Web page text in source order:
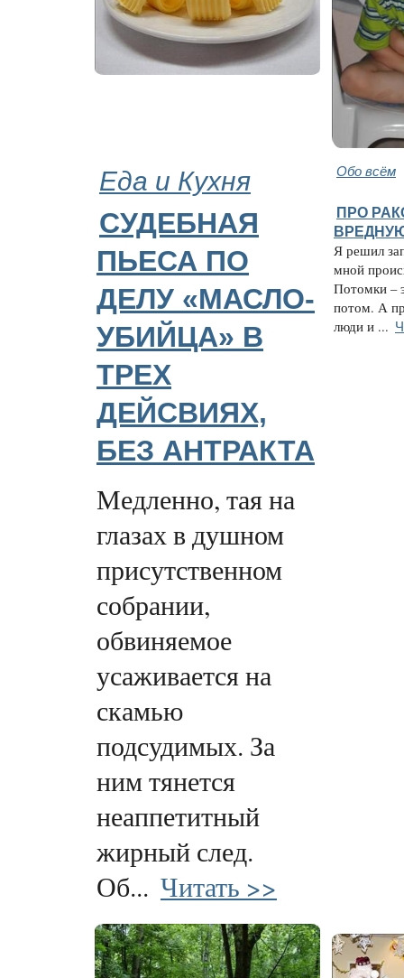
Еда и Кухня Обо всём
СУДЕБНАЯ
ПЬЕСА ПО
ДЕЛУ «МАСЛО-
УБИЙЦА» В
ТРЕХ
ДЕЙСВИЯХ,
БЕЗ АНТРАКТА
Медленно, тая на
глазах в душном
присутственном
собрании,
обвиняемое
усаживается на
скамью
подсудимых. За
ним тянется
неаппетитный
жирный след.
Об... Читать >>
ПРО
Я решил
мной
Потомки –
потом. А
люди и ...